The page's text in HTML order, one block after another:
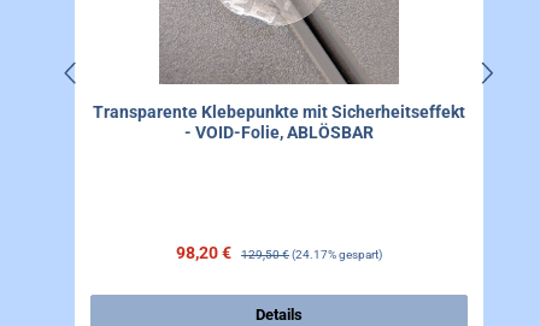
Transparente Klebepunkte mit Sicherheitseffekt
- VOID-Folie, ABLÖSBAR
Verkaufspreis:
98,20 € Regulärer Preis:
129,50 €(24.17% gespart)
Details